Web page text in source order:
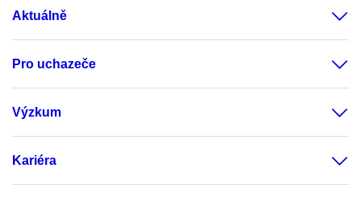
Aktuálně
Pro uchazeče
Výzkum
Kariéra